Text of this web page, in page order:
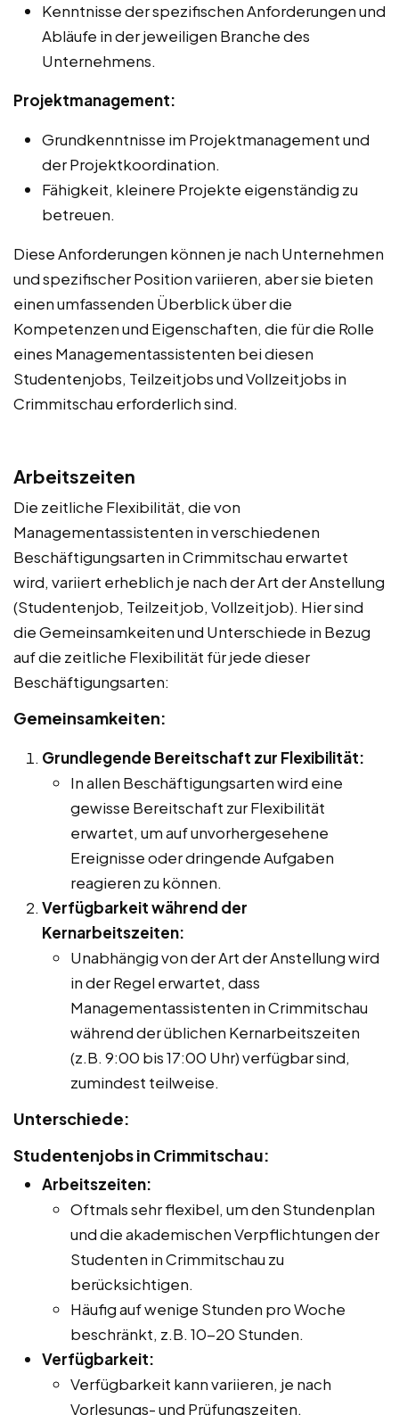
Kenntnisse der spezifischen Anforderungen und
Abläufe in der jeweiligen Branche des
Unternehmens.
Projektmanagement:
Grundkenntnisse im Projektmanagement und
der Projektkoordination.
Fähigkeit, kleinere Projekte eigenständig zu
betreuen.
Diese Anforderungen können je nach Unternehmen
und spezifischer Position variieren, aber sie bieten
einen umfassenden Überblick über die
Kompetenzen und Eigenschaften, die für die Rolle
eines Managementassistenten bei diesen
Studentenjobs, Teilzeitjobs und Vollzeitjobs in
Crimmitschau erforderlich sind.
Arbeitszeiten
Die zeitliche Flexibilität, die von
Managementassistenten in verschiedenen
Beschäftigungsarten in Crimmitschau erwartet
wird, variiert erheblich je nach der Art der Anstellung
(Studentenjob, Teilzeitjob, Vollzeitjob). Hier sind
die Gemeinsamkeiten und Unterschiede in Bezug
auf die zeitliche Flexibilität für jede dieser
Beschäftigungsarten:
Gemeinsamkeiten:
Grundlegende Bereitschaft zur Flexibilität:
In allen Beschäftigungsarten wird eine
gewisse Bereitschaft zur Flexibilität
erwartet, um auf unvorhergesehene
Ereignisse oder dringende Aufgaben
reagieren zu können.
Verfügbarkeit während der
Kernarbeitszeiten:
Unabhängig von der Art der Anstellung wird
in der Regel erwartet, dass
Managementassistenten in Crimmitschau
während der üblichen Kernarbeitszeiten
(z.B. 9:00 bis 17:00 Uhr) verfügbar sind,
zumindest teilweise.
Unterschiede:
Studentenjobs in Crimmitschau:
Arbeitszeiten:
Oftmals sehr flexibel, um den Stundenplan
und die akademischen Verpflichtungen der
Studenten in Crimmitschau zu
berücksichtigen.
Häufig auf wenige Stunden pro Woche
beschränkt, z.B. 10-20 Stunden.
Verfügbarkeit:
Verfügbarkeit kann variieren, je nach
Vorlesungs- und Prüfungszeiten.